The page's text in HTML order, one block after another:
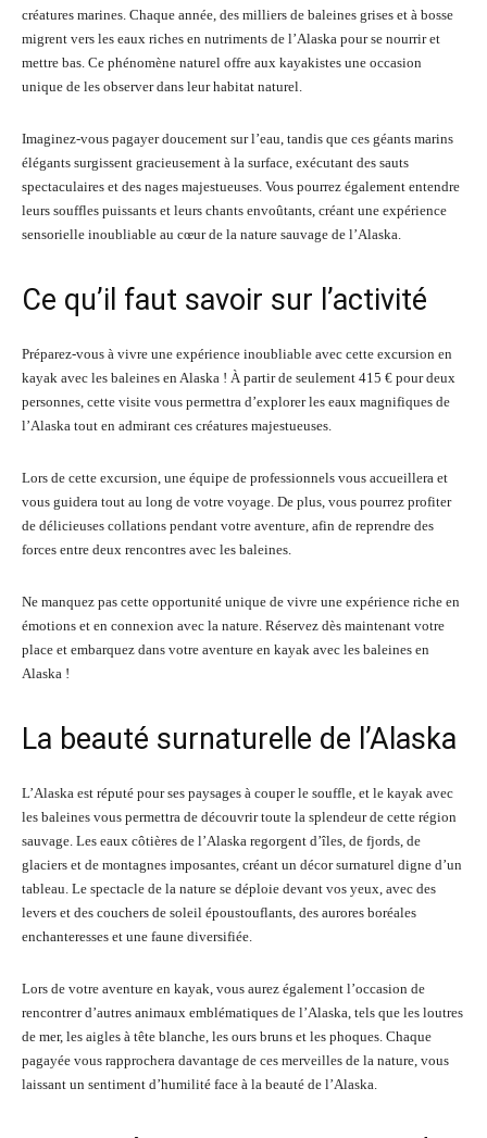
créatures marines. Chaque année, des milliers de baleines grises et à bosse
migrent vers les eaux riches en nutriments de l’Alaska pour se nourrir et
mettre bas. Ce phénomène naturel offre aux kayakistes une occasion
unique de les observer dans leur habitat naturel.
Imaginez-vous pagayer doucement sur l’eau, tandis que ces géants marins
élégants surgissent gracieusement à la surface, exécutant des sauts
spectaculaires et des nages majestueuses. Vous pourrez également entendre
leurs souffles puissants et leurs chants envoûtants, créant une expérience
sensorielle inoubliable au cœur de la nature sauvage de l’Alaska.
Ce qu’il faut savoir sur l’activité
Préparez-vous à vivre une expérience inoubliable avec cette excursion en
kayak avec les baleines en Alaska ! À partir de seulement 415 € pour deux
personnes, cette visite vous permettra d’explorer les eaux magnifiques de
l’Alaska tout en admirant ces créatures majestueuses.
Lors de cette excursion, une équipe de professionnels vous accueillera et
vous guidera tout au long de votre voyage. De plus, vous pourrez profiter
de délicieuses collations pendant votre aventure, afin de reprendre des
forces entre deux rencontres avec les baleines.
Ne manquez pas cette opportunité unique de vivre une expérience riche en
émotions et en connexion avec la nature. Réservez dès maintenant votre
place et embarquez dans votre aventure en kayak avec les baleines en
Alaska !
La beauté surnaturelle de l’Alaska
L’Alaska est réputé pour ses paysages à couper le souffle, et le kayak avec
les baleines vous permettra de découvrir toute la splendeur de cette région
sauvage. Les eaux côtières de l’Alaska regorgent d’îles, de fjords, de
glaciers et de montagnes imposantes, créant un décor surnaturel digne d’un
tableau. Le spectacle de la nature se déploie devant vos yeux, avec des
levers et des couchers de soleil époustouflants, des aurores boréales
enchanteresses et une faune diversifiée.
Lors de votre aventure en kayak, vous aurez également l’occasion de
rencontrer d’autres animaux emblématiques de l’Alaska, tels que les loutres
de mer, les aigles à tête blanche, les ours bruns et les phoques. Chaque
pagayée vous rapprochera davantage de ces merveilles de la nature, vous
laissant un sentiment d’humilité face à la beauté de l’Alaska.